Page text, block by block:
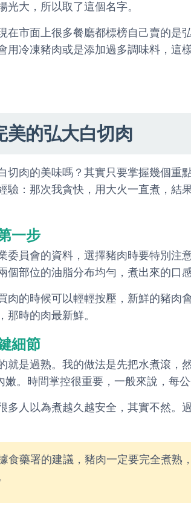
光大，所以取了這個名字。
在市面上很多餐廳都標榜自己賣的是
用冷凍豬肉或是添加過多調味料，這
美的弘大白切肉
切肉的美味嗎？其實只要掌握幾個重
驗：那次我貪快，用大火一直煮，結
一步
委員會的資料，選擇豬肉時要特別注
個部位的油脂分布均勻，煮出來的口感
肉的時候可以輕輕按壓，新鮮的豬肉
那時的肉最新鮮。
細節
就是過熟。我的做法是先把水煮滾，
嫩。時間掌控很重要，一般來說，每
多人以為煮越久越安全，其實不然。
食藥署的建議，豬肉一定要完全煮熟